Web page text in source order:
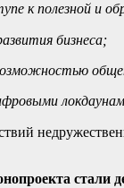
к полезной и
бизнеса;
стали